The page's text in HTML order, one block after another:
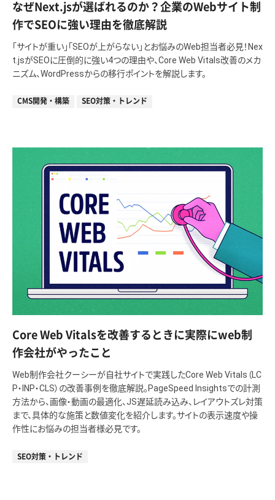
なぜNext.jsが選ばれるのか？企業のWebサイト制
作でSEOに強い理由を徹底解説
「サイトが重い」「SEOが上がらない」とお悩みのWeb担当者必見！Nex
t.jsがSEOに圧倒的に強い4つの理由や、Core Web Vitals改善のメカ
ニズム、WordPressからの移行ポイントを解説します。
CMS開発・構築 SEO対策・トレンド
Core Web Vitalsを改善するときに実際にweb制
作会社がやったこと
Web制作会社クーシーが自社サイトで実践したCore Web Vitals（LC
P・INP・CLS）の改善事例を徹底解説。PageSpeed Insightsでの計測
方法から、画像・動画の最適化、JS遅延読み込み、レイアウトズレ対策
まで、具体的な施策と数値変化を紹介します。サイトの表示速度や操
作性にお悩みの担当者様必見です。
SEO対策・トレンド